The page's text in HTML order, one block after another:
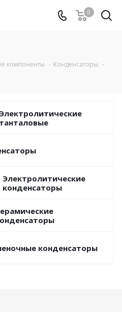
0
компоненты - Конденсаторы -
Электролитические
танталовые
Электролитические
конденсаторы
конденсаторы